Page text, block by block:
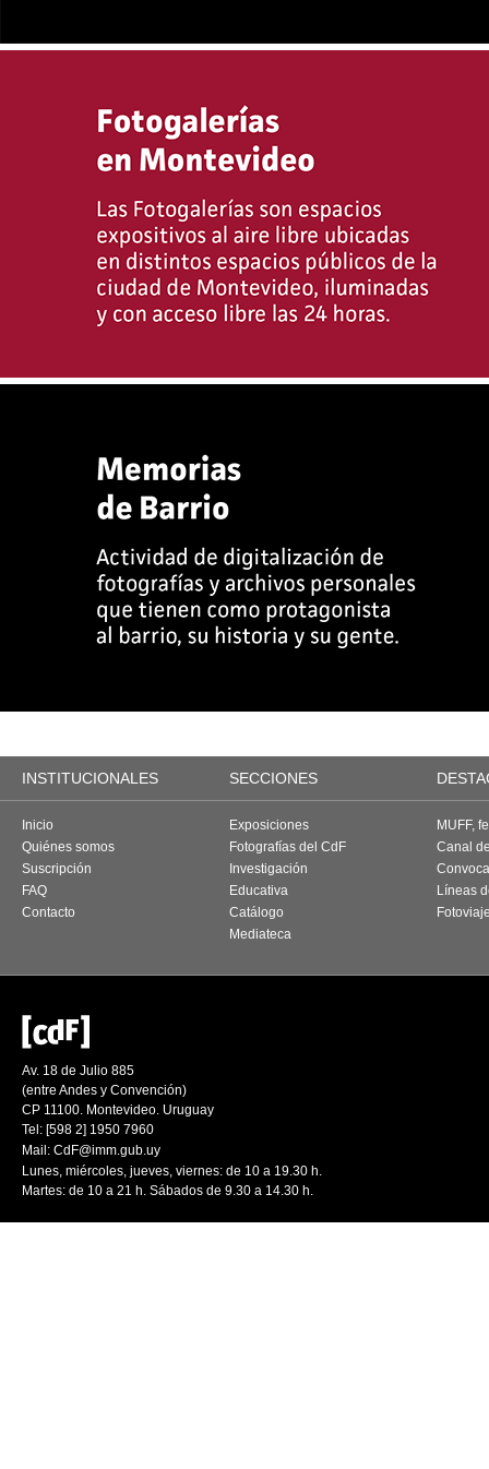
INSTITUCIONALES SECCIONES
Inicio
Quiénes somos
Suscripción
FAQ
Contacto
Exposiciones
Fotografías del CdF
Investigación
Educativa
Catálogo
Mediateca
MUFF,
Canal
Líneas
Av. 18 de Julio 885
(entre Andes y Convención)
CP 11100. Montevideo. Uruguay
Tel: [598 2] 1950 7960
Mail: CdF@imm.gub.uy
Lunes, miércoles, jueves, viernes: de 10 a 19.30 h.
Martes: de 10 a 21 h. Sábados de 9.30 a 14.30 h.